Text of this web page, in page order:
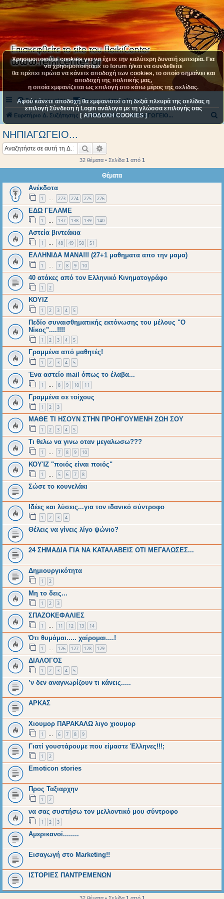
Συχνές ερωτήσεις Επικοινωνήστε μαζί μας
Ευρετήριο Δ. Συζήτησης ΚΑΤΗΓΟΡΙΑ 4 ΝΗΠΙΑΓΩΓΕΙΟ...
ΝΗΠΙΑΓΩΓΕΙΟ...
Αναζήτηση
32 θέματα • Σελίδα 1 από 1
Θέματα
Ανέκδοτα
1 … 273 274 275 276
ΕΔΩ ΓΕΛΑΜΕ
1 137 138 139 140
Αστεία βιντεάκια
1 … 48 49 50 51
ΕΛΛΗΝΙΔΑ ΜΑΝΑ!!! (27+1 μαθηματα απο την μαμα)
1 … 7 8 9 10
40 ατάκες από τον Ελληνικό Κινηματογράφο
1 2
ΚΟΥΙΖ
1 2 3 4 5
Πεδίο συναισθηματικής εκτόνωσης του μέλους "Ο
Νίκος"....!!!!
1 2 3 4 5
Γραμμένα από μαθητές!
1 2 3 4 5
Ένα αστείο mail όπως το έλαβα...
1 … 8 9 10 11
Γραμμένα σε τοίχους
1 2 3
ΜΑΘΕ ΤΙ ΗΣΟΥΝ ΣΤΗΝ ΠΡΟΗΓΟΥΜΕΝΗ ΖΩΗ ΣΟΥ
1 2 3 4 5
Τι θελω να γινω οταν μεγαλωσω???
1 … 7 8 9 10
ΚΟΥΊΖ "ποιός είναι ποιός"
1 5 6 7 8
Σώσε το κουνελάκι
Ιδέες και λύσεις...για τον ιδανικό σύντροφο
1 2 3 4
Θέλεις να γίνεις λίγο ψώνιο?
24 ΣΗΜΑΔΙΑ ΓΙΑ ΝΑ ΚΑΤΑΛΑΒΕΙΣ ΟΤΙ ΜΕΓΑΛΩΣΕΣ...
Δημιουργικότητα
1 2
Μη το δεις...
1 2 3
ΣΠΑΖΟΚΕΦΑΛΙΕΣ
1 … 11 12 13 14
Ότι θυμάμαι..... χαίρομαι....!
1 126 127 128 129
ΔΙΑΛΟΓΟΣ
1 2 3 4 5
’ν δεν αναγνωρίζουν τι κάνεις.....
ΑΡΚΑΣ
Χιουμορ ΠΑΡΑΚΑΛΩ λιγο χιουμορ
1 … 6 7 8 9
Γιατί γουστάρουμε που είμαστε Έλληνες!!!;
1 2
Emoticon stories
Προς Ταξιαρχην
1 2
να σας συστήσω τον μελλοντικό μου σύντροφο
1 2 3
Αμερικανοί........
Εισαγωγή στο Marketing!!
ΙΣΤΟΡΙΕΣ ΠΑΝΤΡΕΜΕΝΩΝ
Χρησιμοποιούμε cookies για να έχετε την καλύτερη δυνατή εμπειρία. Για
να χρησιμοποιήσετε το forum ή/και να συνδεθείτε
θα πρέπει πρώτα να κάνετε αποδοχή των cookies, το οποίο σημαίνει και
αποδοχή της πολιτικής μας,
η οποία εμφανίζεται ως επιλογή στο κάτω μέρος της σελίδας.
Αφού κάνετε αποδοχή θα εμφανιστεί στη δεξιά πλευρά της σελίδας η
επιλογή Σύνδεση ή Login ανάλογα με τη γλώσσα επιλογής σας
[ ΑΠΟΔΟΧΗ COOKIES ]